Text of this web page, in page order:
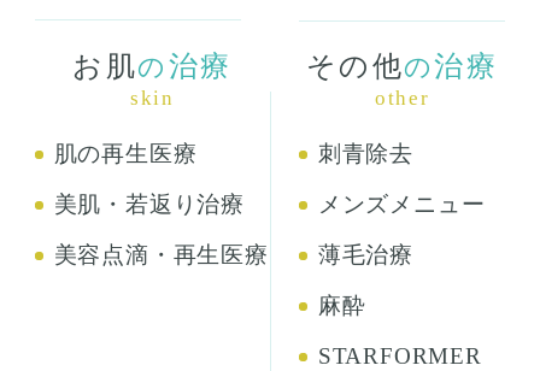
お肌の 治療
skin
肌の再生医療
美肌・若返り治療
美容点滴・再生医療
その他の治療
other
刺青除去
メンズメニュー
薄毛治療
麻酔
STARFORMER